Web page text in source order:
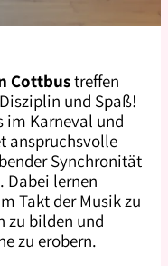
Cottbustreffen
und Spaß!
im Karneval und
anspruchsvolle
Synchronität
Dabei lernen
Takt der Musik zu
zu bilden und
zu erobern.